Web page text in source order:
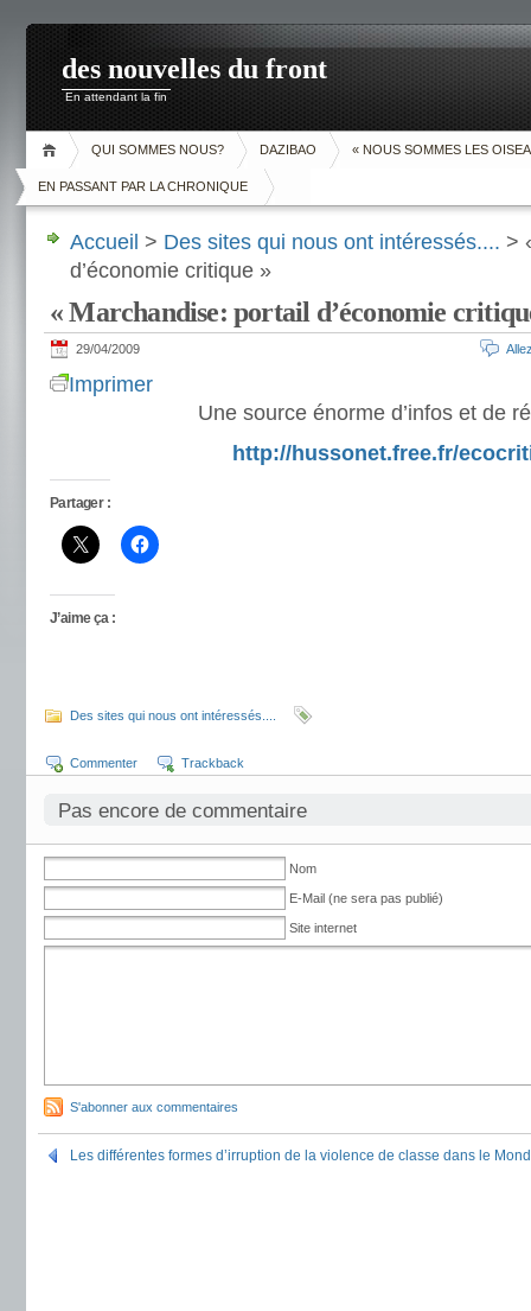
des nouvelles du front
En attendant la fin
QUI SOMMES NOUS? DAZIBAO « NOUS SOMMES LES
EN PASSANT PAR LA CHRONIQUE
Accueil > Des sites qui nous ont intéressés.... >
d’économie critique »
« Marchandise: portail d’économie
29/04/2009
Imprimer
Une source énorme d’infos et de
http://hussonet.free.fr/
Partager :
J’aime ça :
Des sites qui nous ont intéressés....
Commenter Trackback
Pas encore de commentaire
Nom
E-Mail (ne sera pas publié)
Site internet
S'abonner aux commentaires
Les différentes formes d’irruption de la violence de classe dans le